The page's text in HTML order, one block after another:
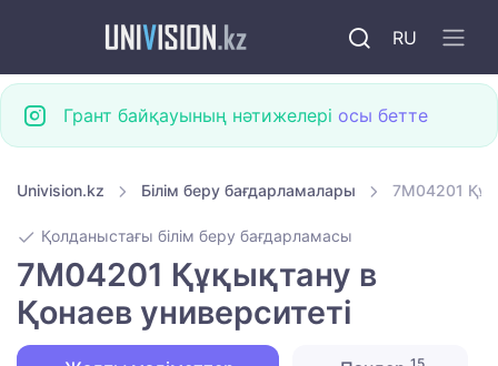
RU
Грант байқауының нәтижелері осы бетте
Univision.kz Білім беру бағдарламалары 7M04201
Қолданыстағы білім беру бағдарламасы
7M04201 Құқықтану в
Қонаев университетi